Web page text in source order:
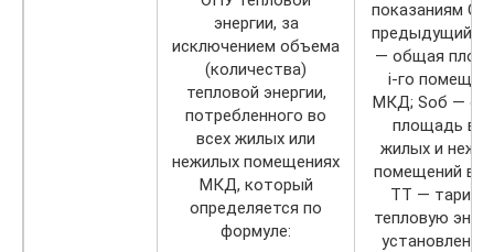
энергии, за
исключением объема
(количества)
тепловой энергии,
потребленного во
всех жилых или
нежилых помещениях
МКД, который
определяется по
формуле:
показаниям
предыдущий
— общая
i-го
МКД; Sоб —
площадь
жилых и
помещений в
TT — тариф
тепловую